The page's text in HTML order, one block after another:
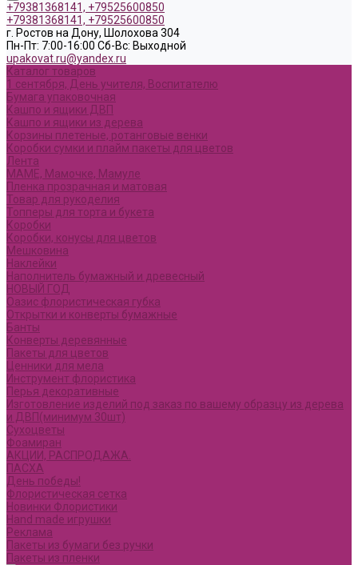
+79381368141, +79525600850
+79381368141, +79525600850
г. Ростов на Дону, Шолохова 304
Пн-Пт: 7:00-16:00 Cб-Вс: Выходной
upakovat.ru@yandex.ru
Каталог товаров
1 сентября, День учителя, Воспитателю
Бумага упаковочная
Кашпо и ящики ДВП
Кашпо и ящики из дерева
Корзины плетеные, ротанговые венки
Коробки сумки и плайм пакеты для цветов
Лента
МАМЕ, Мамочке, Мамуле
Пленка прозрачная и матовая
Товар для рукоделия
Топперы для торта и букета
Коробки
Коробки, конусы для цветов
Мешковина
Наклейки
Наполнитель бумажный и древесный
НОВЫЙ ГОД
Оазис флористическая губка
Открытки и конверты бумажные
Банты
Конверты деревянные
Пакеты для цветов
Ценники для мела
Инструмент флористика
Перья декоративные
Изготовление изделий под заказ по вашему образцу из дерева
и ДВП(минимум 30шт)
Сухоцветы
Фоамиран
АКЦИИ, РАСПРОДАЖА.
ПАСХА
День победы!
Флористическая сетка
Новинки Флористики
Hand made игрушки
Реклама
Пакеты из бумаги без ручки
Пакеты из пленки